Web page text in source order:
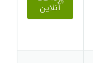
آنلاین